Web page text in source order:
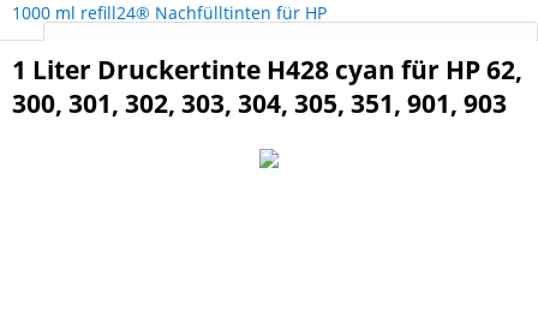
1000 ml refill24® Nachfülltinten für HP
1 Liter Druckertinte H428 cyan für HP 62,
300, 301, 302, 303, 304, 305, 351, 901, 903